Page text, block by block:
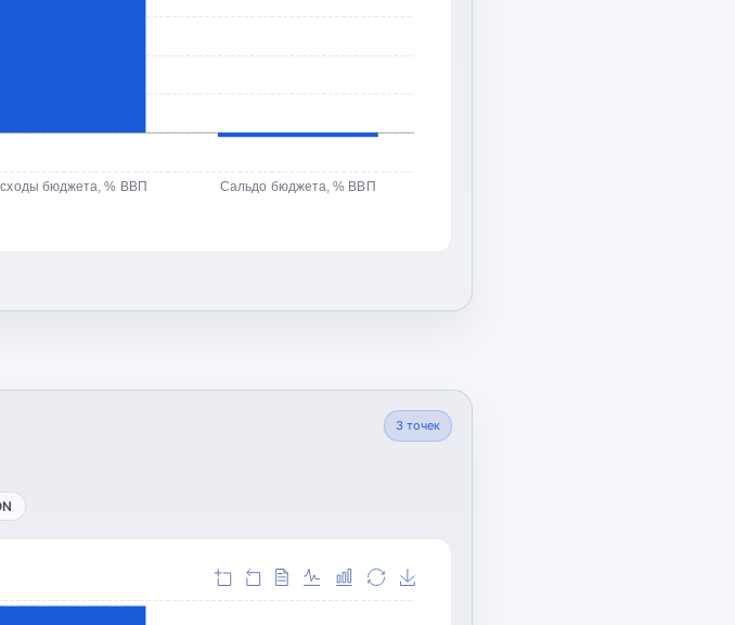
бюджета, % ВВП Сальдо бюджета, % ВВП
3точек